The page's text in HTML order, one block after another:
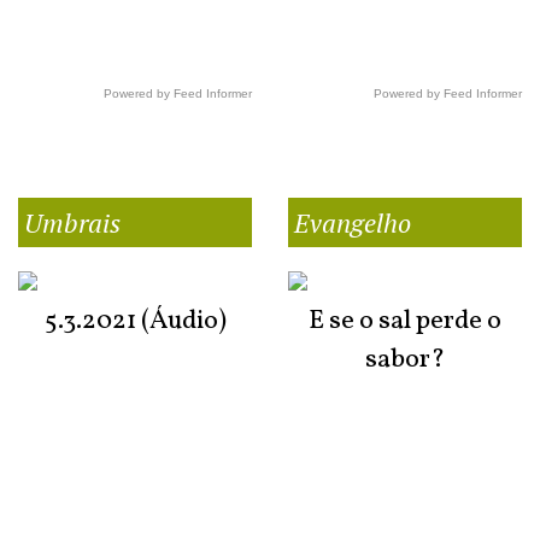
Powered by Feed Informer Powered by Feed Informer
Umbrais
5.3.2021 (Áudio)
Evangelho
E se o sal perde o
sabor?